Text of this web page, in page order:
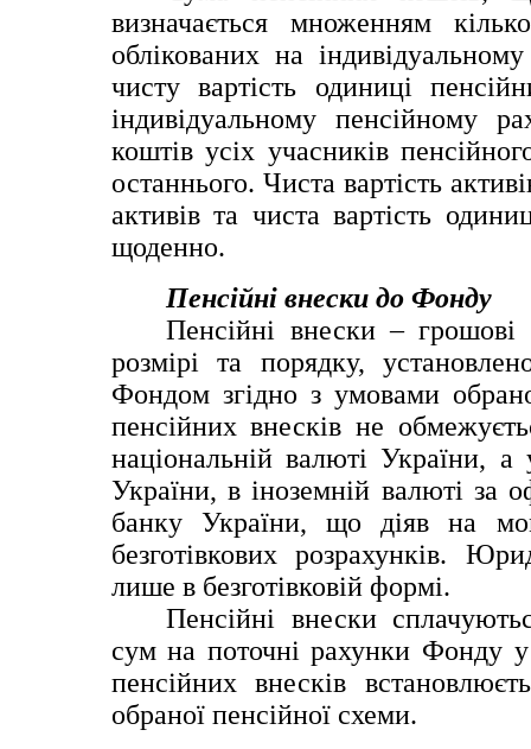
визначається множенням
облікованих на
чисту вартість одиниці
індивідуальному пенсійному
коштів усіх учасників
останнього. Чиста вартість
активів та чиста вартість
щоденно.
Пенсійні внески до Фонду
Пенсійні внески –
розмірі та порядку,
Фондом згідно з умовами
пенсійних внесків не
національній валюті України,
України, в іноземній валюті за
банку України, що діяв на
безготівкових розрахунків.
лише в безготівковій формі.
Пенсійні внески
сум на поточні рахунки Фонду у
пенсійних внесків
обраної пенсійної схеми.